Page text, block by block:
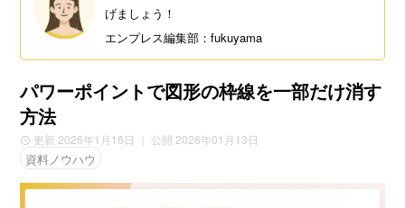
げましょう！
エンプレス編集部：fukuyama
パワーポイントで図形の枠線を一部だけ消す
方法
更新 2026年1月16日 ｜ 公開 2026年01月13日
資料ノウハウ